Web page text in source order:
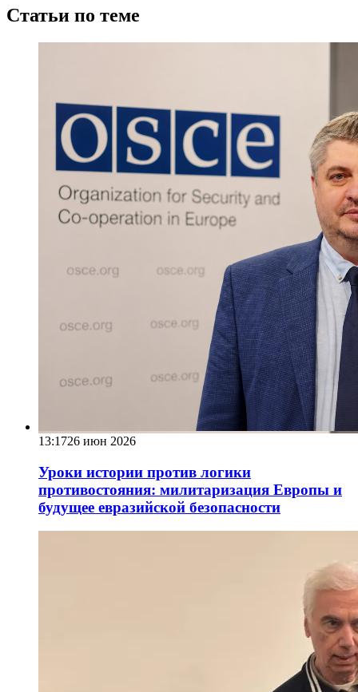
Статьи по теме
13:1726 июн 2026
Уроки истории против логики
противостояния: милитаризация Европы и
будущее евразийской безопасности